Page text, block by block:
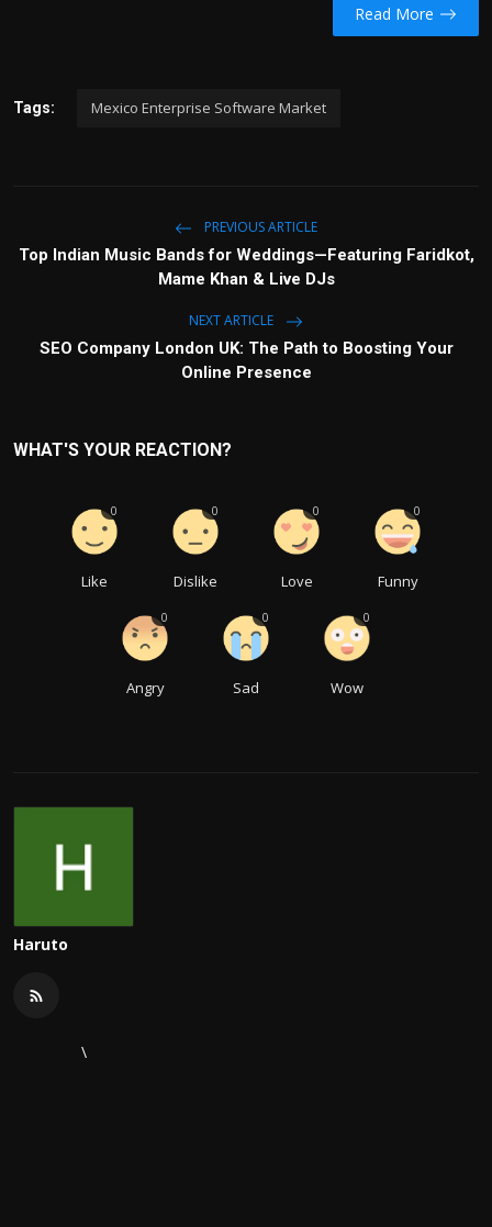
Read More
Tags: Mexico Enterprise Software Market
PREVIOUS ARTICLE
Top Indian Music Bands for Weddings—Featuring Faridkot,
Mame Khan & Live DJs
NEXT ARTICLE
SEO Company London UK: The Path to Boosting Your
Online Presence
WHAT'S YOUR REACTION?
Like
0
Dislike
0
Love
0
Funny
0
Angry
0
Sad
0
Wow
0
Haruto
\